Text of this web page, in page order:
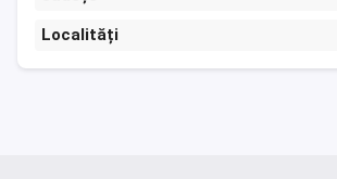
Localități